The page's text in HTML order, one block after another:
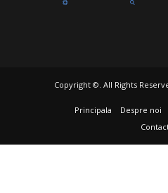
Copyright ©. All Rights
Principala Despre noi